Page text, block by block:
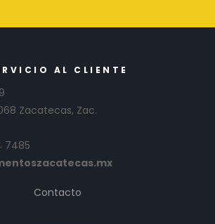
AL CLIENTE
Zacatecas, Zac.
7485
Contacto